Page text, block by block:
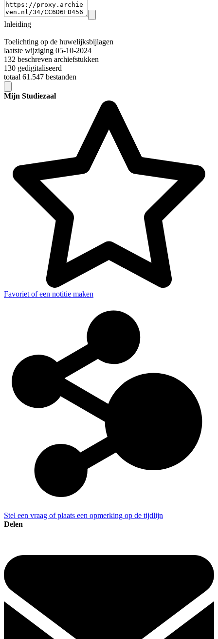
Inleiding
Toelichting op de huwelijksbijlagen
laatste wijziging 05-10-2024
132 beschreven archiefstukken
130 gedigitaliseerd
totaal 61.547 bestanden
Mijn Studiezaal
Favoriet of een notitie maken
Stel een vraag of plaats een opmerking op de tijdlijn
Delen